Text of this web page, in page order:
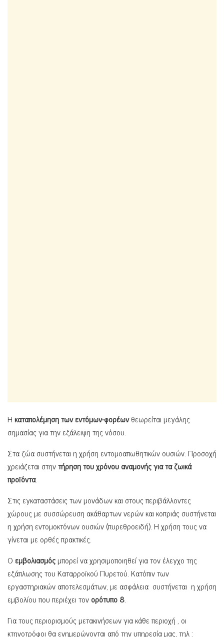
Η καταπολέμηση των εντόμων-φορέωνθεωρείται μεγάλης
σημασίας για την εξάλειψη της νόσου.
Στα ζώα συστήνεται η χρήση εντομοαπωθητικών ουσιών. Προσοχή
χρειάζεται στηντήρηση του χρόνουαναμονής για τα ζωικά
προϊόντα.
Στις εγκαταστάσεις των μονάδων και στους περιβάλλοντες
χώρους με συσσώρευση ακάθαρτων νερών και κοπριάς συστήνεται
η χρήση εντομοκτόνων ουσιών (πυρεθροειδή). Η χρήση τους να
γίνεται με ορθές πρακτικές.
Ο εμβολιασμόςμπορεί να χρησιμοποιηθεί για τον έλεγχο της
εξάπλωσης του Καταρροϊκού Πυρετού. Κατόπιν των
εργαστηριακών αποτελεσμάτων, με ασφάλεια συστήνεται η χρήση
εμβολίου που περιέχει τονορότυπο 8.
Για τους περιορισμούς μετακινήσεων για κάθε περιοχή , οι
κτηνοτρόφοι θα ενημερώνονται από την υπηρεσία μας, τηλ :